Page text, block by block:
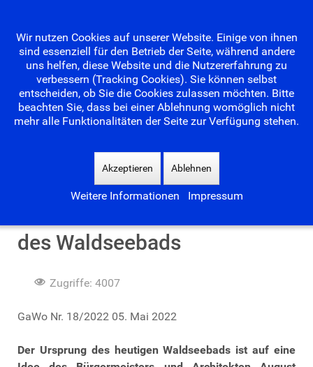
Suchen
des Waldseebads
Zugriffe: 4007
GaWo Nr. 18/2022 05. Mai 2022
Der Ursprung des heutigen Waldseebads ist auf eine
Wir nutzen Cookies auf unserer Website. Einige von ihnen
sind essenziell für den Betrieb der Seite, während andere
uns helfen, diese Website und die Nutzererfahrung zu
verbessern (Tracking Cookies). Sie können selbst
entscheiden, ob Sie die Cookies zulassen möchten. Bitte
beachten Sie, dass bei einer Ablehnung womöglich nicht
mehr alle Funktionalitäten der Seite zur Verfügung stehen.
Akzeptieren Ablehnen
Weitere Informationen Impressum